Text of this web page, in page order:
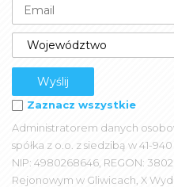
Zaznacz wszystkie
Administratorem danych
spółka z o.o. z siedzibą w 41-
NIP: 4980268646, REGON:
Rejonowym w Gliwicach, X